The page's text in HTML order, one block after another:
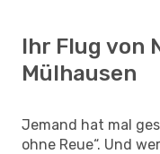
Ihr Flug von
Mülhausen
Jemand hat mal
ohne Reue“. Und